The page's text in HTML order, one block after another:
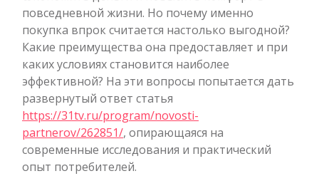
повседневной жизни. Но почему именно
покупка впрок считается настолько выгодной?
Какие преимущества она предоставляет и при
каких условиях становится наиболее
эффективной? На эти вопросы попытается дать
развернутый ответ статья
https://31tv.ru/program/novosti-
partnerov/262851/, опирающаяся на
современные исследования и практический
опыт потребителей.